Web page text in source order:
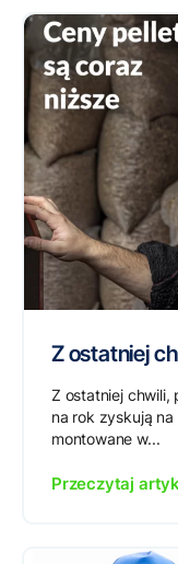
Z ostatniej
Z ostatniej chwili,
na rok zyskują
montowane w...
Przeczytaj